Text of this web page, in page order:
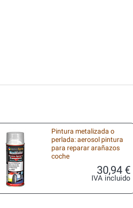
Pintura metalizada o
perlada: aerosol pintura
para reparar arañazos
coche
30,94 €
IVA incluido